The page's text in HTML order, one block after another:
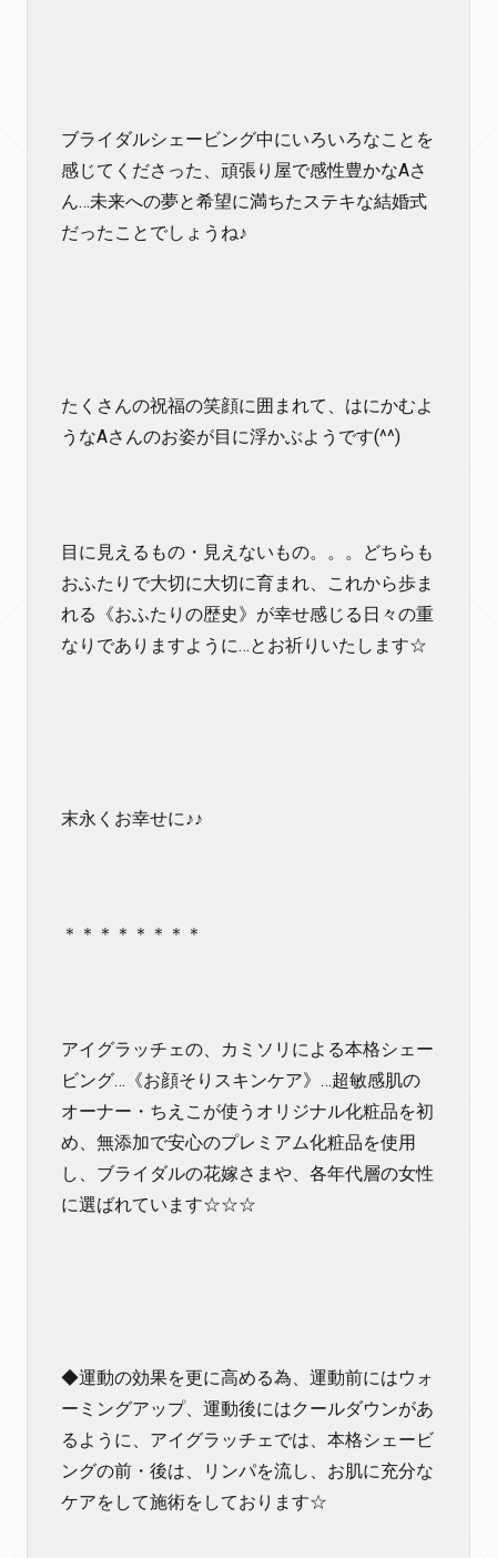
ブライダルシェービング中にいろいろなことを
感じてくださった、頑張り屋で感性豊かなAさ
ん…未来への夢と希望に満ちたステキな結婚式
だったことでしょうね♪
たくさんの祝福の笑顔に囲まれて、はにかむよ
うなAさんのお姿が目に浮かぶようです(^^)
目に見えるもの・見えないもの。。。どちらも
おふたりで大切に大切に育まれ、これから歩ま
れる《おふたりの歴史》が幸せ感じる日々の重
なりでありますように…とお祈りいたします☆
末永くお幸せに♪♪
＊＊＊＊＊＊＊＊
アイグラッチェの、カミソリによる本格シェー
ビング…《お顔そりスキンケア》…超敏感肌の
オーナー・ちえこが使うオリジナル化粧品を初
め、無添加で安心のプレミアム化粧品を使用
し、ブライダルの花嫁さまや、各年代層の女性
に選ばれています☆☆☆
◆運動の効果を更に高める為、運動前にはウォ
ーミングアップ、運動後にはクールダウンがあ
るように、アイグラッチェでは、本格シェービ
ングの前・後は、リンパを流し、お肌に充分な
ケアをして施術をしております☆